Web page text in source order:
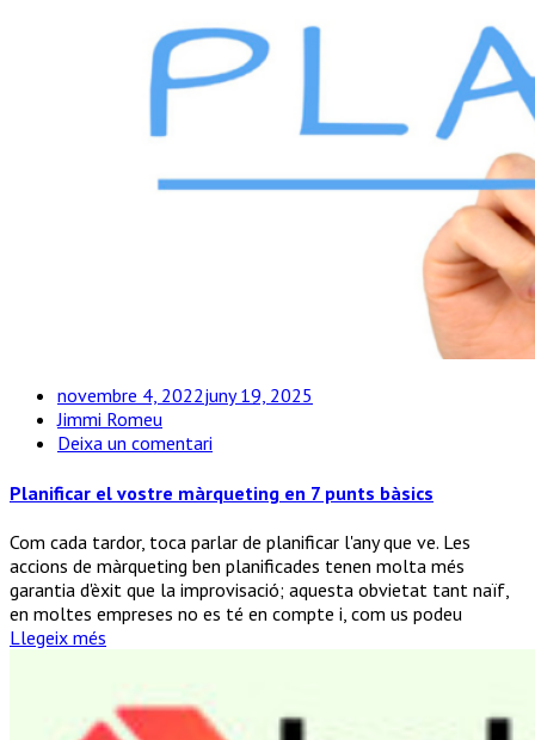
novembre 4, 2022juny 19, 2025
Jimmi Romeu
Deixa un comentari
el
màrqueting
en
7
punts
Planificar el vostre màrqueting en 7 punts bàsics
Com cada tardor, toca parlar de planificar l'any que ve. Les
accions de màrqueting ben planificades tenen molta més
garantia d'èxit que la improvisació; aquesta obvietat tant naïf,
en moltes empreses no es té en compte i, com us podeu
Llegeix més